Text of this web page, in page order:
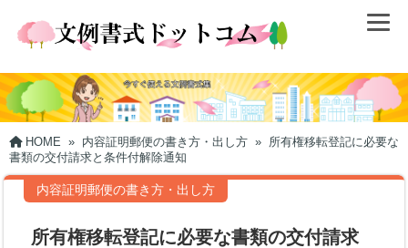
HOME » 内容証明郵便の書き方・出し方 » 所有権移転登記に必要な
書類の交付請求と条件付解除通知
内容証明郵便の書き方・出し方
所有権移転登記に必要な書類の交付請求